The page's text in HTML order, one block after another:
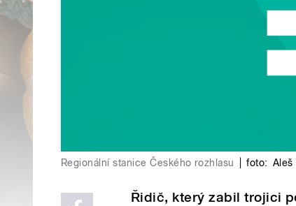
Regionální stanice Českého rozhlasu foto: Aleš
Řidič, který zabil trojici